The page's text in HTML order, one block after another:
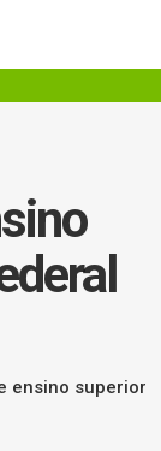
ensino superior